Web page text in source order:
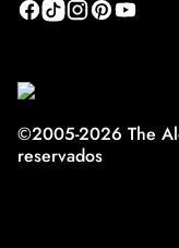
©2005-2026 The
reservados